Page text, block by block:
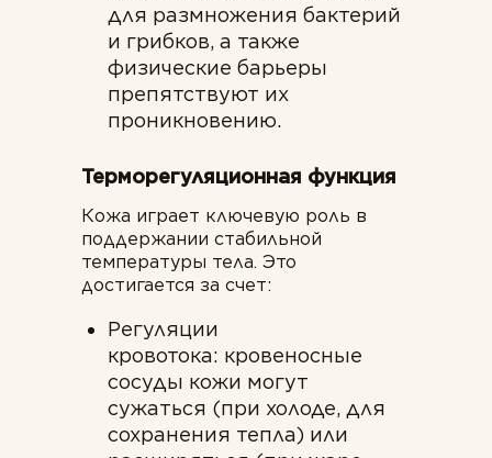
для размножения бактерий
и грибков, а также
физические барьеры
препятствуют их
проникновению.
Терморегуляционная функция
Кожа играет ключевую роль в
поддержании стабильной
температуры тела. Это
достигается за счет:
Регуляции
кровотока: кровеносные
сосуды кожи могут
сужаться (при холоде, для
сохранения тепла) или